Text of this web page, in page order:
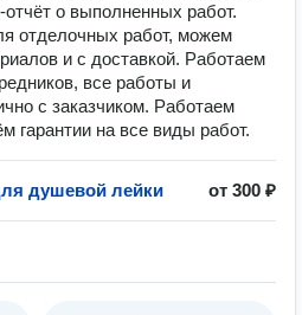
о выполненных работ.
отделочных работ, можем
и с доставкой. Работаем
все работы и
с заказчиком. Работаем
гарантии на все виды работ.
душевой лейки от 300 ₽